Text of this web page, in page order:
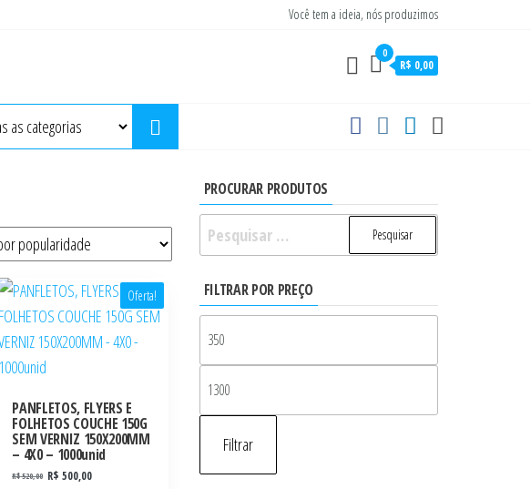
Você tem a ideia, nós produzimos
0
R$ 0,00
Oferta!
PANFLETOS, FLYERS E
FOLHETOS COUCHE 150G
SEM VERNIZ 150X200MM
– 4X0 – 1000unid
R$520,00 R$ 500,00
PROCURAR PRODUTOS
Pesquisar
por:
FILTRAR POR PREÇO
mínimo
máximo
Filtrar